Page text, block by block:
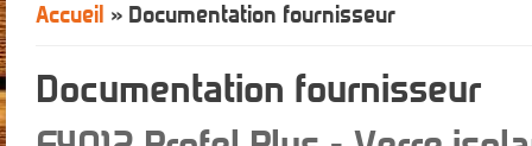
Vous êtes ici
Accueil » Documentation fournisseur
Documentation fournisseur